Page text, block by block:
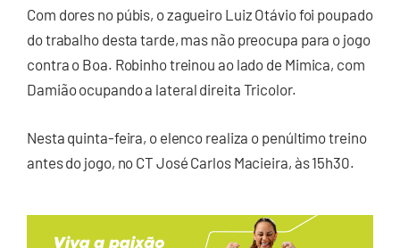
Com dores no púbis, o zagueiro Luiz Otávio foi poupado
do trabalho desta tarde, mas não preocupa para o jogo
contra o Boa. Robinho treinou ao lado de Mimica, com
Damião ocupando a lateral direita Tricolor.
Nesta quinta-feira, o elenco realiza o penúltimo treino
antes do jogo, no CT José Carlos Macieira, às 15h30.